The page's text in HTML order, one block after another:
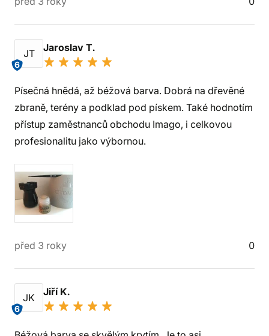
JT
6
Jaroslav T.
Písečná hnědá, až béžová barva. Dobrá na dřevěné
zbraně, terény a podklad pod pískem. Také hodnotím
přístup zaměstnanců obchodu Imago, i celkovou
profesionalitu jako výbornou.
před 3 roky 0
JK
6
Jiří K.